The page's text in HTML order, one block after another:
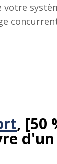
, [50
d'un